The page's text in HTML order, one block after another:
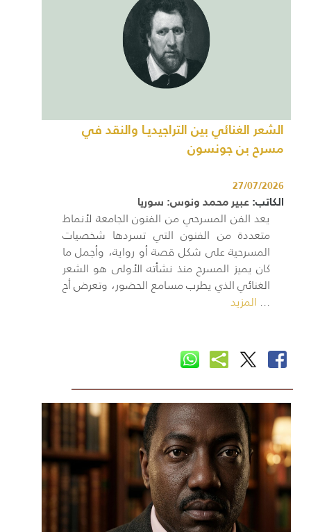
الشعر الغنائي بين التراجيديـا والنقد في
مسرح بن جونسون
27/07/2026
الكاتب:عبير محمد ونوس: سوريا
يعد الفن المسرحي من الفنون الجامعة لأنماط
متعددة من الفنون التي تسردها شخصيات
المسرحية على شكل قصة أو رواية، وأجمل ما
كان يميز المسرح منذ نشأته الأولى هو الشعر
الغنائي الذي يطرب مسامع الحضور، وتعرض أح
...المزيد